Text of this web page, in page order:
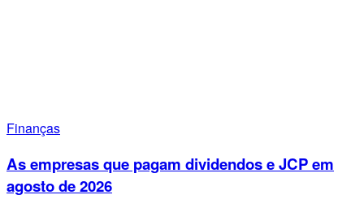
Finanças
As empresas que pagam dividendos e JCP em
agosto de 2026